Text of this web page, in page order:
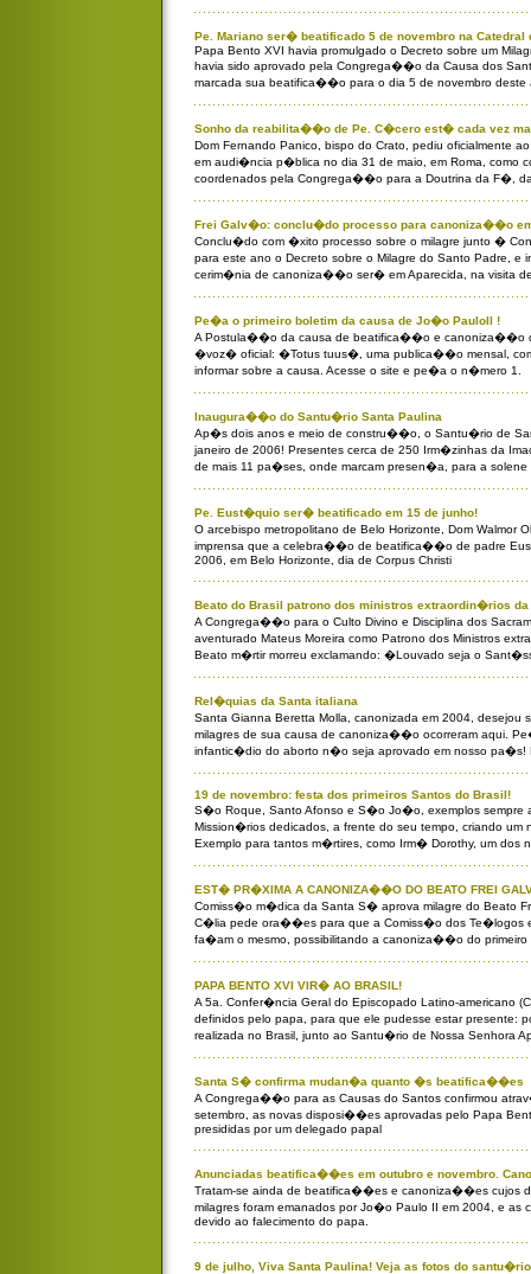
Pe. Mariano ser� beatificado 5 de novembro na Catedral
Papa Bento XVI havia promulgado o Decreto sobre um
havia sido aprovado pela Congrega��o da Causa dos
marcada sua beatifica��o para o dia 5 de novembro
Sonho da reabilita��o de Pe. C�cero est� cada vez
Dom Fernando Panico, bispo do Crato, pediu oficialmente
em audi�ncia p�blica no dia 31 de maio, em Roma, como
coordenados pela Congrega��o para a Doutrina da F�,
Frei Galv�o: conclu�do processo para canoniza��o
Conclu�do com �xito processo sobre o milagre junto �
para este ano o Decreto sobre o Milagre do Santo Padre, e
cerim�nia de canoniza��o ser� em Aparecida, na visita
Pe�a o primeiro boletim da causa de Jo�o PauloII !
A Postula��o da causa de beatifica��o e canoniza��o
�voz� oficial: �Totus tuus�, uma publica��o mensal,
informar sobre a causa. Acesse o site e pe�a o n�mero 1.
Inaugura��o do Santu�rio Santa Paulina
Ap�s dois anos e meio de constru��o, o Santu�rio de
janeiro de 2006! Presentes cerca de 250 Irm�zinhas da
de mais 11 pa�ses, onde marcam presen�a, para a
Pe. Eust�quio ser� beatificado em 15 de junho!
O arcebispo metropolitano de Belo Horizonte, Dom Walmor
imprensa que a celebra��o de beatifica��o de padre
2006, em Belo Horizonte, dia de Corpus Christi
Beato do Brasil patrono dos ministros extraordin�rios
A Congrega��o para o Culto Divino e Disciplina dos
aventurado Mateus Moreira como Patrono dos Ministros
Beato m�rtir morreu exclamando: �Louvado seja o
Rel�quias da Santa italiana
Santa Gianna Beretta Molla, canonizada em 2004, desejou
milagres de sua causa de canoniza��o ocorreram aqui.
infantic�dio do aborto n�o seja aprovado em nosso pa�s!
19 de novembro: festa dos primeiros Santos do Brasil!
S�o Roque, Santo Afonso e S�o Jo�o, exemplos sempre
Mission�rios dedicados, a frente do seu tempo, criando
Exemplo para tantos m�rtires, como Irm� Dorothy, um dos
EST� PR�XIMA A CANONIZA��O DO BEATO FREI
Comiss�o m�dica da Santa S� aprova milagre do Beato
C�lia pede ora��es para que a Comiss�o dos Te�logos
fa�am o mesmo, possibilitando a canoniza��o do primeiro
PAPA BENTO XVI VIR� AO BRASIL!
A 5a. Confer�ncia Geral do Episcopado Latino-americano
definidos pelo papa, para que ele pudesse estar presente:
realizada no Brasil, junto ao Santu�rio de Nossa Senhora
Santa S� confirma mudan�a quanto �s beatifica��es
A Congrega��o para as Causas do Santos confirmou
setembro, as novas disposi��es aprovadas pelo Papa
presididas por um delegado papal
Anunciadas beatifica��es em outubro e novembro.
Tratam-se ainda de beatifica��es e canoniza��es cujos
milagres foram emanados por Jo�o Paulo II em 2004, e as
devido ao falecimento do papa.
9 de julho, Viva Santa Paulina! Veja as fotos do